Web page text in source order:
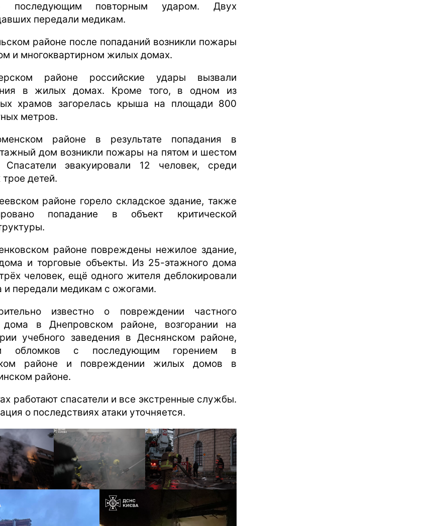
повторным ударом. Двух
передали медикам.
районе после попаданий возникли пожары
и многоквартирном жилых домах.
районе российские удары вызвали
в жилых домах. Кроме того, в одном из
храмов загорелась крыша на площади 800
метров.
районе в результате попадания в
дом возникли пожары на пятом и шестом
Спасатели эвакуировали 12 человек, среди
трое детей.
районе горело складское здание, также
попадание в объект критической
районе повреждены нежилое здание,
и торговые объекты. Из 25-этажного дома
человек, ещё одного жителя деблокировали
и передали медикам с ожогами.
известно о повреждении частного
дома в Днепровском районе, возгорании на
учебного заведения в Деснянском районе,
обломков с последующим горением в
районе и повреждении жилых домов в
районе.
работают спасатели и все экстренные службы.
о последствиях атаки уточняется.